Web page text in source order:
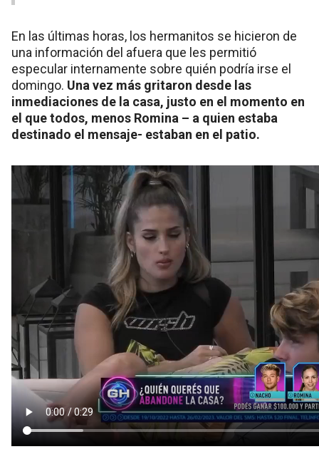
En las últimas horas, los hermanitos se hicieron de
una información del afuera que les permitió
especular internamente sobre quién podría irse el
domingo. Una vez más gritaron desde las
inmediaciones de la casa, justo en el momento en
el que todos, menos Romina – a quien estaba
destinado el mensaje- estaban en el patio.